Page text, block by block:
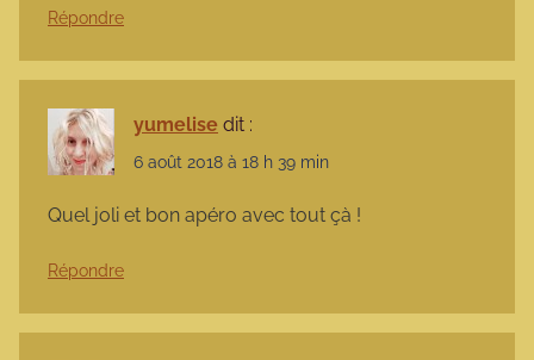
Répondre
yumelise dit :
6 août 2018 à 18 h 39 min
Quel joli et bon apéro avec tout çà !
Répondre